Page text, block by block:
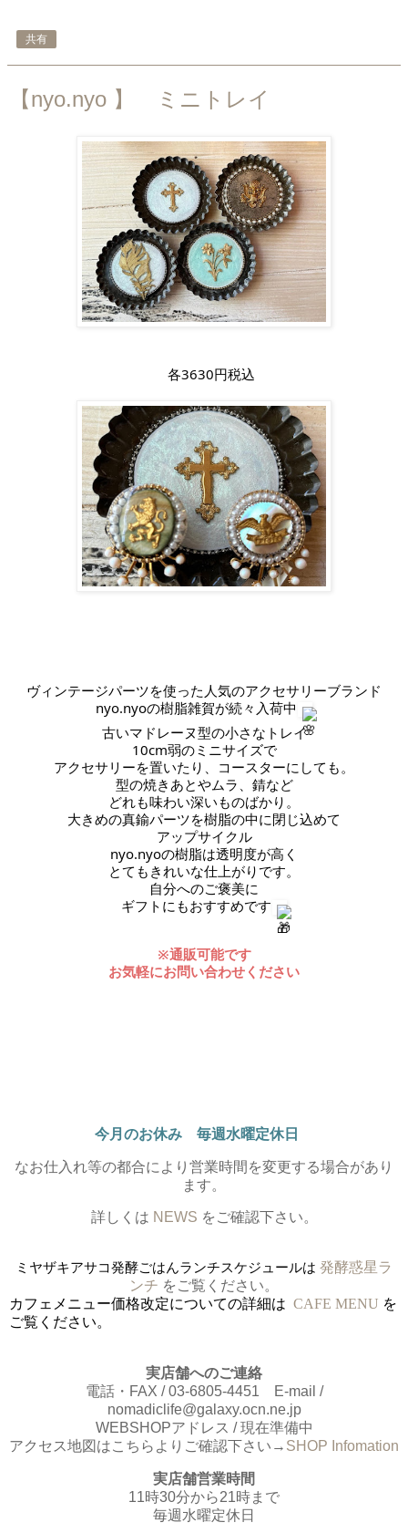
共有
【nyo.nyo 】 ミニトレイ
各3630円税込
ヴィンテージパーツを使った人気のアクセサリーブランド
nyo.nyoの樹脂雑賀が続々入荷中
古いマドレーヌ型の小さなトレイ
10cm弱のミニサイズで
アクセサリーを置いたり、コースターにしても。
型の焼きあとやムラ、錆など
どれも味わい深いものばかり。
大きめの真鍮パーツを樹脂の中に閉じ込めて
アップサイクル
nyo.nyoの樹脂は透明度が高く
とてもきれいな仕上がりです。
自分へのご褒美に
ギフトにもおすすめです
※通販可能です
お気軽にお問い合わせください
今月のお休み 毎週水曜定休日
なお仕入れ等の都合により営業時間を変更する場合があり
ます。
詳しくは NEWS をご確認下さい。
ミヤザキアサコ発酵ごはんランチスケジュールは 発酵惑星ラ
ンチ をご覧ください。
カフェメニュー価格改定についての詳細は CAFE MENU を
ご覧ください。
実店舗へのご連絡
電話・FAX / 03-6805-4451 E-mail /
nomadiclife@galaxy.ocn.ne.jp
WEBSHOPアドレス / 現在準備中
アクセス地図はこちらよりご確認下さい→ SHOP Infomation
実店舗営業時間
11時30分から21時まで
毎週水曜定休日